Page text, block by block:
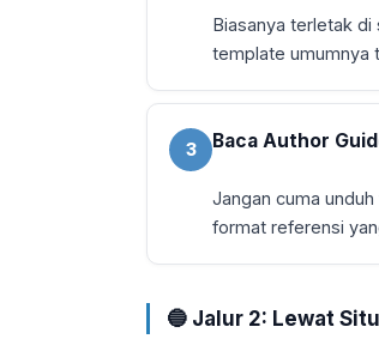
Biasanya terletak di
template umumnya
3 Baca Author
Jangan cuma
format referensi
🔵 Jalur 2: Lewat